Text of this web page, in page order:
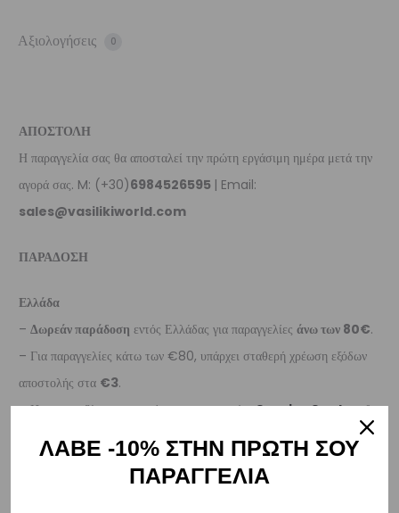
Αξιολογήσεις 0
ΑΠΟΣΤΟΛΗ
Η παραγγελία σας θα αποσταλεί την πρώτη εργάσιμη ημέρα μετά την
αγορά σας. M: (+30)6984526595 | Email:
sales@vasilikiworld.com
ΠΑΡΑΔΟΣΗ
Ελλάδα
– Δωρεάν παράδοση εντός Ελλάδας για παραγγελίες άνω των 80€.
– Για παραγγελίες κάτω των €80, υπάρχει σταθερή χρέωση εξόδων
αποστολής στα €3.
– Η συνεργαζόμενη εταιρεία ταχυμεταφορών,Courier Center, θα
αναλάβει την παράδοσή σας.
ΛΑΒΕ -10% ΣΤΗΝ ΠΡΩΤΗ ΣΟΥ
ΠΑΡΑΓΓΕΛΙΑ